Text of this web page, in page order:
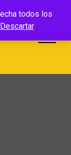
todos los
Descartar